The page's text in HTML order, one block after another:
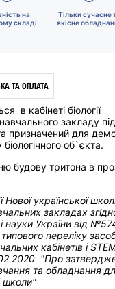
на
складі
Тільки сучасне
якісне
ТА ОПЛАТА
в кабінеті біології
закладу
призначений для
об`єкта.
будову тритона в
Нової української
закладах
науки України від
переліку
кабінетів і
"Про
та обладнання
школи"